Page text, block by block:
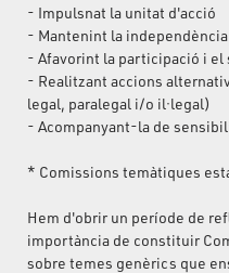
- Impulsnat la unitat d'acció
- Mantenint la
- Afavorint la participació i el
- Realitzant accions
legal, paralegal i/o il·legal)
- Acompanyant-la de
* Comissions temàtiques
Hem d'obrir un període de
importància de constituir
sobre temes genèrics que